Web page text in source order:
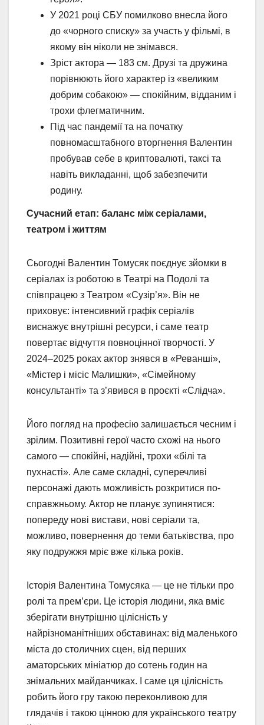
У 2021 році СБУ помилково внесла його
до «чорного списку» за участь у фільмі, в
якому він ніколи не знімався.
Зріст актора — 183 см. Друзі та дружина
порівнюють його характер із «великим
добрим собакою» — спокійним, відданим і
трохи флегматичним.
Під час пандемії та на початку
повномасштабного вторгнення Валентин
пробував себе в криптовалюті, таксі та
навіть викладанні, щоб забезпечити
родину.
Сучасний етап: баланс між серіалами,
театром і життям
Сьогодні Валентин Томусяк поєднує зйомки в
серіалах із роботою в Театрі на Подолі та
співпрацею з Театром «Сузір’я». Він не
приховує: інтенсивний графік серіалів
виснажує внутрішні ресурси, і саме театр
повертає відчуття повноцінної творчості. У
2024–2025 роках актор знявся в «Реванші»,
«Містер і місіс Малишки», «Сімейному
консультанті» та з’явився в проєкті «Слідча».
Його погляд на професію залишається чесним і
зрілим. Позитивні герої часто схожі на нього
самого — спокійні, надійні, трохи «білі та
пухнасті». Але саме складні, суперечливі
персонажі дають можливість розкритися по-
справжньому. Актор не планує зупинятися:
попереду нові вистави, нові серіали та,
можливо, повернення до теми батьківства, про
яку подружжя мріє вже кілька років.
Історія Валентина Томусяка — це не тільки про
ролі та прем’єри. Це історія людини, яка вміє
зберігати внутрішню цілісність у
найрізноманітніших обставинах: від маленького
міста до столичних сцен, від перших
аматорських мініатюр до сотень годин на
знімальних майданчиках. І саме ця цілісність
робить його гру такою переконливою для
глядачів і такою цінною для українського театру